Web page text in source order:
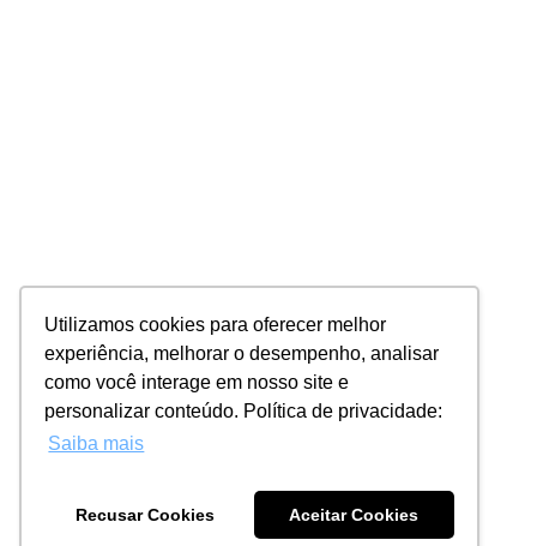
Utilizamos cookies para oferecer melhor
experiência, melhorar o desempenho, analisar
como você interage em nosso site e
personalizar conteúdo. Política de privacidade:
Saiba mais
Recusar Cookies Aceitar Cookies